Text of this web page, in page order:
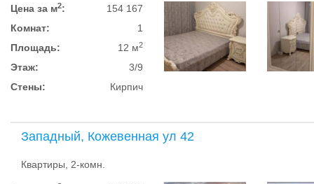
Цена за м2:
154 167
Комнат:
1
Площадь:
12 м2
Этаж:
3/9
Стены:
Кирпич
Западный, Кожевенная ул 42
Квартиры, 2-комн.